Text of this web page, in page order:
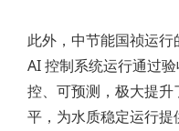
此外，中节能国祯运
AI 控制系统运行通过
控、可预测，极大提
平，为水质稳定运行